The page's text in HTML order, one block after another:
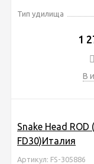
Тип удилища
1
В
Snake Head ROD
FD30)Италия
Артикул: FS-305886